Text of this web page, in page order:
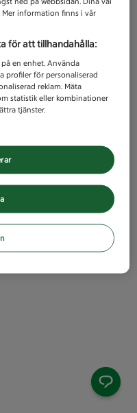
Mer information finns i vår
för att tillhandahålla:
en enhet. Använda
profiler för personaliserad
reklam. Mäta
statistik eller kombinationer
tjänster.